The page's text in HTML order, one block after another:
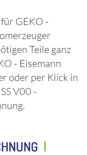
für GEKO -
Teile ganz
- Eisemann
oder per Klick in
V00 -